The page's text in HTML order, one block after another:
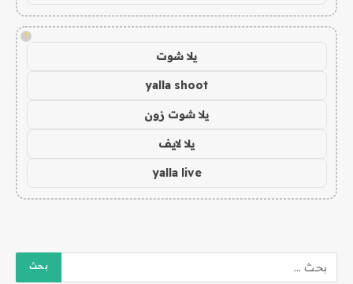
!
يلا شوت
yalla shoot
يلا شوت زون
يلا لايف
yalla live